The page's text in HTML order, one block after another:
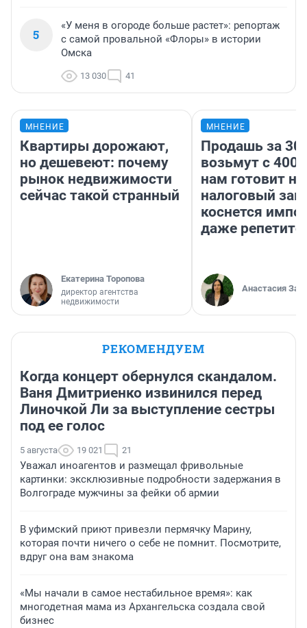
5
«У меня в огороде больше растет»: репортаж
с самой провальной «Флоры» в истории
Омска
13 030 41
МНЕНИЕ
Квартиры дорожают,
но дешевеют: почему
рынок недвижимости
сейчас такой странный
Екатерина Торопова
директор агентства
недвижимости
МНЕНИЕ
Продашь за
возьмут с
нам готовит
налоговый
коснется
даже
Анастасия
РЕКОМЕНДУЕМ
Когда концерт обернулся скандалом.
Ваня Дмитриенко извинился перед
Линочкой Ли за выступление сестры
под ее голос
5 августа 19 021 21
Уважал иноагентов и размещал фривольные
картинки: эксклюзивные подробности задержания в
Волгограде мужчины за фейки об армии
В уфимский приют привезли пермячку Марину,
которая почти ничего о себе не помнит. Посмотрите,
вдруг она вам знакома
«Мы начали в самое нестабильное время»: как
многодетная мама из Архангельска создала свой
бизнес